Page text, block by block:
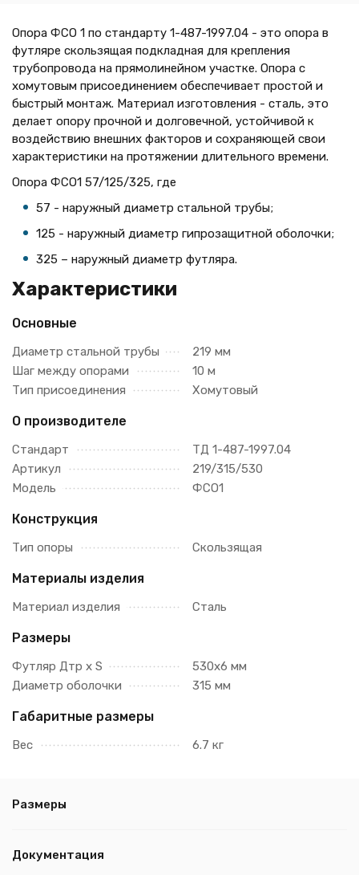
Опора ФСО 1 по стандарту 1-487-1997.04 - это опора в
футляре скользящая подкладная для крепления
трубопровода на прямолинейном участке. Опора с
хомутовым присоединением обеспечивает простой и
быстрый монтаж. Материал изготовления - сталь, это
делает опору прочной и долговечной, устойчивой к
воздействию внешних факторов и сохраняющей свои
характеристики на протяжении длительного времени.
Опора ФСО1 57/125/325, где
57 - наружный диаметр стальной трубы;
125 - наружный диаметр гипрозащитной оболочки;
325 – наружный диаметр футляра.
Характеристики
Основные
Диаметр стальной трубы
219 мм
Шаг между опорами
10 м
Тип присоединения
Хомутовый
О производителе
Стандарт
ТД 1-487-1997.04
Артикул
219/315/530
Модель
ФСО1
Конструкция
Тип опоры Скользящая
Материалы изделия
Материал изделия Сталь
Размеры
Футляр Дтр х S
530х6 мм
Диаметр оболочки
315 мм
Габаритные размеры
Вес 6.7 кг
Размеры
Документация